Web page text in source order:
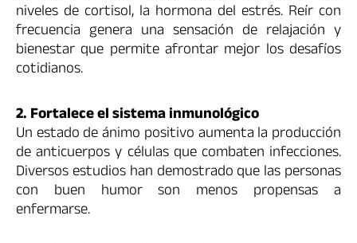
niveles de cortisol, la hormona del estrés. Reír con
frecuencia genera una sensación de relajación y
bienestar que permite afrontar mejor los desafíos
cotidianos.
2. Fortalece el sistema inmunológico
Un estado de ánimo positivo aumenta la producción
de anticuerpos y células que combaten infecciones.
Diversos estudios han demostrado que las personas
con buen humor son menos propensas a
enfermarse.